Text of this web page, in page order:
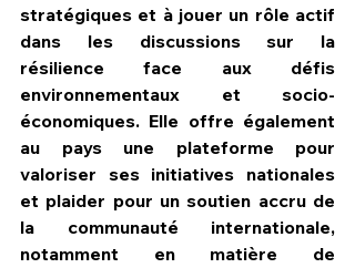
stratégiques et à jouer un rôle actif
dans les discussions sur la
résilience face aux défis
environnementaux et socio-
économiques. Elle offre également
au pays une plateforme pour
valoriser ses initiatives nationales
et plaider pour un soutien accru de
la communauté internationale,
notamment en matière de